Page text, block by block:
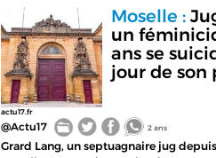
actu17.fr
Moselle :
un
ans se
jour de son
@Actu17 2 ans
Grard Lang, un septuagnaire jug